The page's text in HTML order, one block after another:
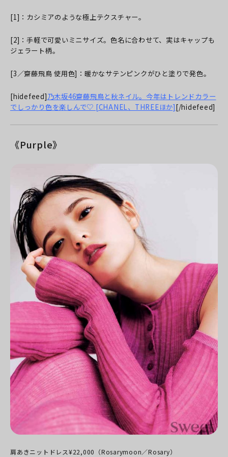
[1]：カシミアのような極上テクスチャー。
[2]：手軽で可愛いミニサイズ。色名に合わせて、実はキャップも
ジェラート柄。
[3／齋藤飛鳥 使用色]：暖かなサテンピンクがひと塗りで発色。
[hidefeed]乃木坂46齋藤飛鳥と秋ネイル。今年はトレンドカラー
でしっかり色を楽しんで♡ [CHANEL、THREEほか][/hidefeed]
《Purple》
肩あきニットドレス¥22,000（Rosarymoon／Rosary）